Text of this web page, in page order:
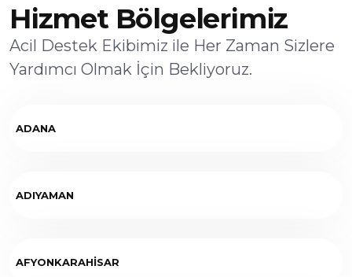
Hizmet Bölgelerimiz
Acil Destek Ekibimiz ile Her Zaman Sizlere
Yardımcı Olmak İçin Bekliyoruz.
ADANA
ADIYAMAN
AFYONKARAHİSAR